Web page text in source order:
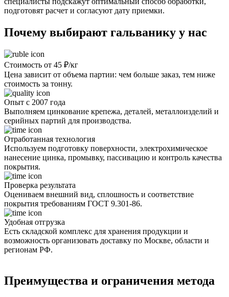
подготовят расчет и согласуют дату приемки.
Почему выбирают гальванику у нас
Стоимость от 45 ₽/кг
Цена зависит от объема партии: чем больше заказ, тем ниже
стоимость за тонну.
Опыт с 2007 года
Выполняем цинкование крепежа, деталей, металлоизделий и
серийных партий для производства.
Отработанная технология
Используем подготовку поверхности, электрохимическое
нанесение цинка, промывку, пассивацию и контроль качества
покрытия.
Проверка результата
Оцениваем внешний вид, сплошность и соответствие
покрытия требованиям ГОСТ 9.301-86.
Удобная отгрузка
Есть складской комплекс для хранения продукции и
возможность организовать доставку по Москве, области и
регионам РФ.
Преимущества и ограничения метода